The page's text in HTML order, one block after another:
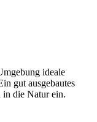
ideale
gut ausgebautes
in die Natur ein.